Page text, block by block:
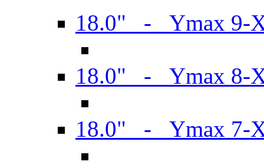
18.0" - Ymax 9-
18.0" - Ymax 8-
18.0" - Ymax 7-